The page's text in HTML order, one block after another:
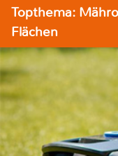
Topthema:
Flächen